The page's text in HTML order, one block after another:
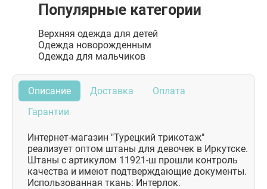
Популярные категории
Верхняя одежда для детей
Одежда новорожденным
Одежда для мальчиков
Описание Доставка
Оплата
Гарантии
Интернет-магазин "Турецкий трикотаж"
реализует оптом штаны для девочек в Иркутске.
Штаны с артикулом 11921-ш прошли контроль
качества и имеют подтверждающие документы.
Использованная ткань: Интерлок.